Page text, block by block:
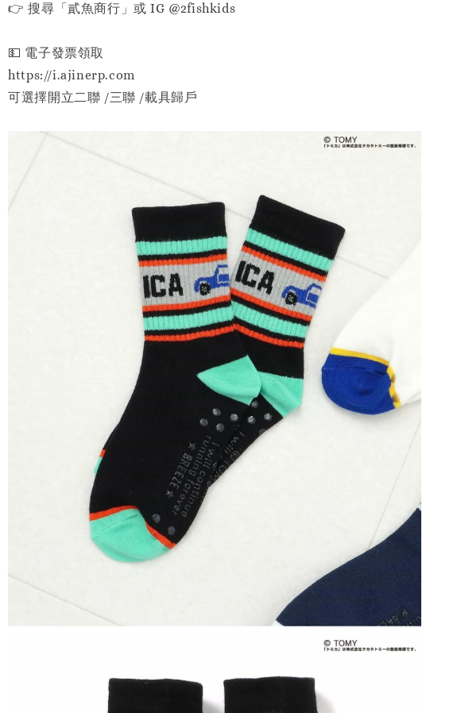
👉 搜尋「貳魚商行」或 IG @2fishkids
💵 電子發票領取
https://i.ajinerp.com
可選擇開立二聯 /三聯 /載具歸戶